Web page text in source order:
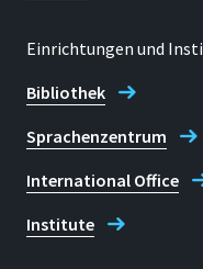
+49 2241 865 641
Daniela Greulich
Einrichtungen und
Bibliothek
Sprachenzentrum
International Office
Institute